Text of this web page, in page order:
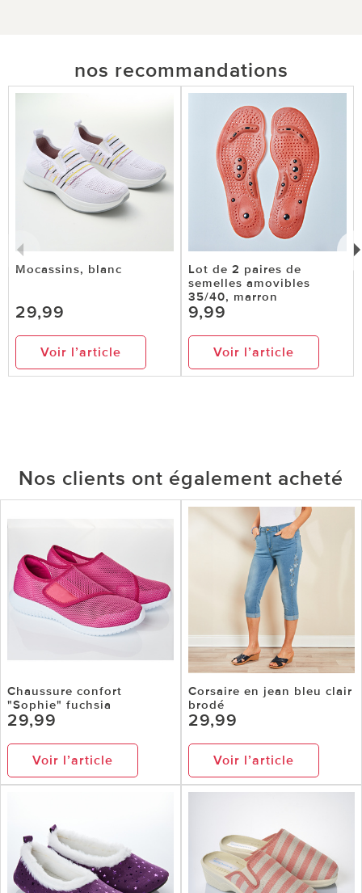
nos recommandations
Mocassins, blanc
29,99
Voir l’article
Lot de 2 paires de
semelles amovibles
35/40, marron
9,99
Voir l’article
Nos clients ont également acheté
Chaussure confort
"Sophie" fuchsia
29,99
Voir l’article
Corsaire en jean bleu clair
brodé
29,99
Voir l’article